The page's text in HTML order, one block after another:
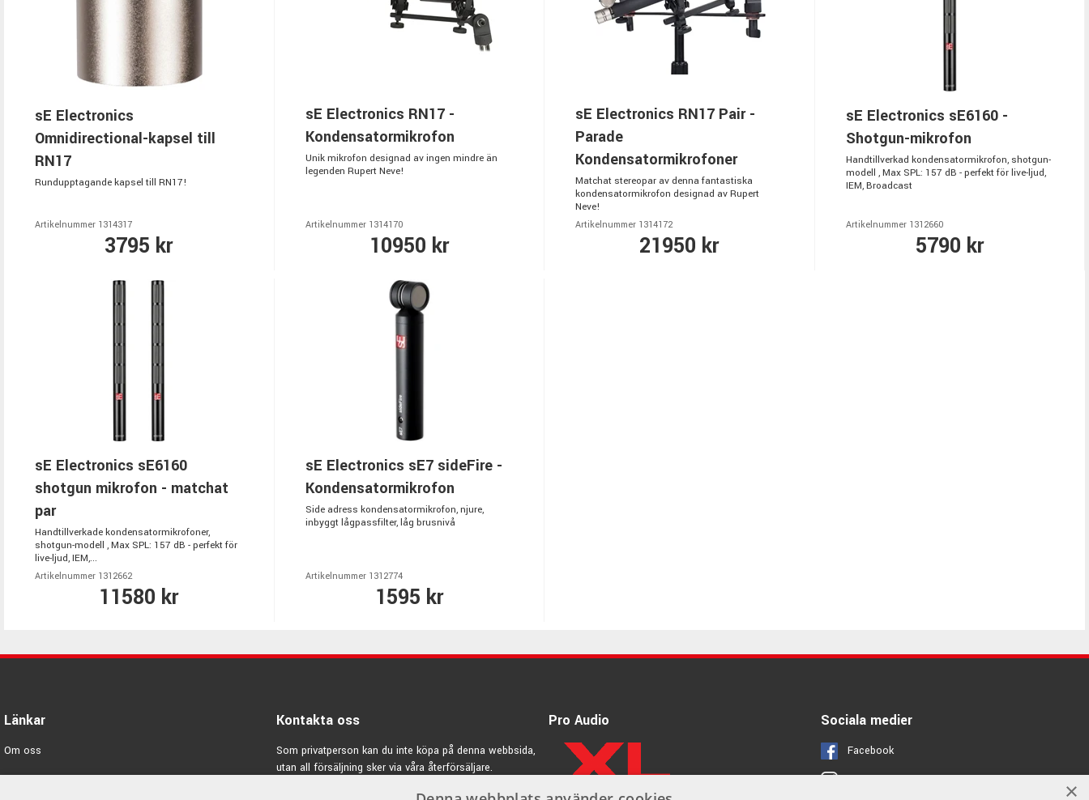
sE Electronics
Omnidirectional-kapsel till
RN17
Rundupptagande kapsel till RN17!
Artikelnummer 1314317
3795 kr
sE Electronics RN17 -
Kondensatormikrofon
Unik mikrofon designad av ingen mindre än
legenden Rupert Neve!
Artikelnummer 1314170
10950 kr
sE Electronics RN17 Pair -
Parade
Kondensatormikrofoner
Matchat stereopar av denna fantastiska
kondensatormikrofon designad av Rupert
Neve!
Artikelnummer 1314172
21950 kr
sE Electronics sE6160 -
Shotgun-mikrofon
Handtillverkad kondensatormikrofon, shotgun-
modell , Max SPL: 157 dB - perfekt för live-ljud,
IEM, Broadcast
Artikelnummer 1312660
5790 kr
sE Electronics sE6160
shotgun mikrofon - matchat
par
Handtillverkade kondensatormikrofoner,
shotgun-modell , Max SPL: 157 dB - perfekt för
live-ljud, IEM,...
Artikelnummer 1312662
11580 kr
sE Electronics sE7 sideFire -
Kondensatormikrofon
Side adress kondensatormikrofon, njure,
inbyggt lågpassfilter, låg brusnivå
Artikelnummer 1312774
1595 kr
Länkar
Om oss
Varumärken
Kontakta oss
Som privatperson kan du inte köpa på denna webbsida,
utan all försäljning sker via våra återförsäljare.
Pro Audio Sociala medier
Facebook
×